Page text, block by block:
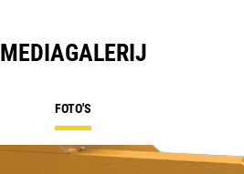
MEDIAGALERIJ
FOTO'S